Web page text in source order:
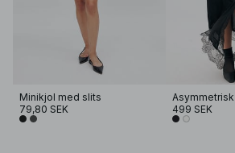
Minikjol med slits
79,80 SEK
499 SEK